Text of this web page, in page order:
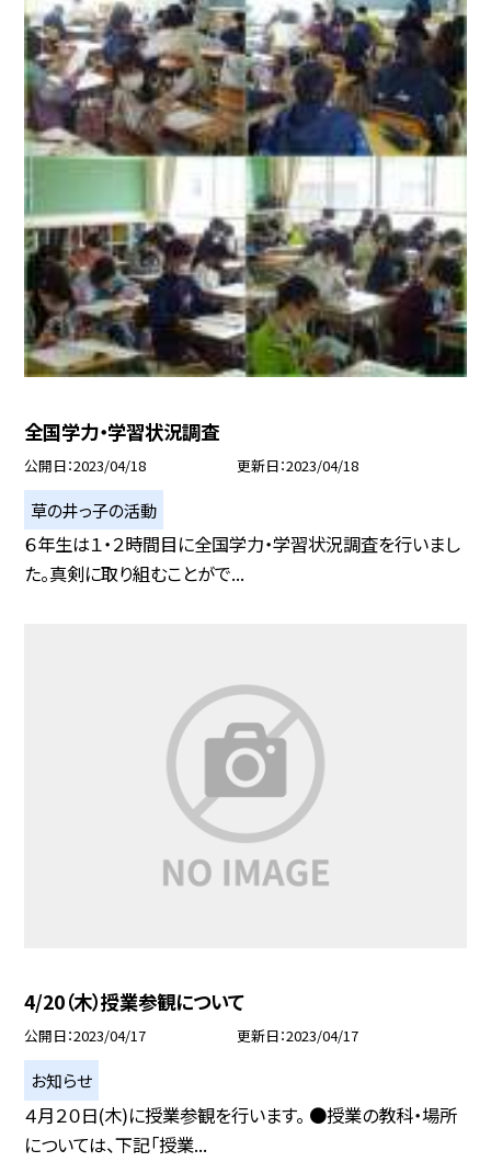
全国学力・学習状況調査
公開日 2023/04/18 更新日 2023/04/18
草の井っ子の活動
６年生は１・２時間目に全国学力・学習状況調査を行いまし
た。真剣に取り組むことがで...
4/20（木）授業参観について
公開日 2023/04/17 更新日 2023/04/17
お知らせ
４月２０日(木)に授業参観を行います。 ●授業の教科・場所
については、下記「授業...